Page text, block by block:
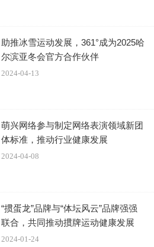
打造独具特色的邮轮创新体验，
受国人喜爱的高端邮轮度假体
”号已通过与中国免税业巨头中免
助推冰雪运动发展，361°成为2025哈
尔滨亚冬会官方合作伙伴
2024-04-13
萌兴网络参与制定网络表演领域新团
体标准，推动行业健康发展
2024-04-08
“掼蛋龙”品牌与“体坛风云”品牌强强
联合，共同推动掼牌运动健康发展
2024-01-24